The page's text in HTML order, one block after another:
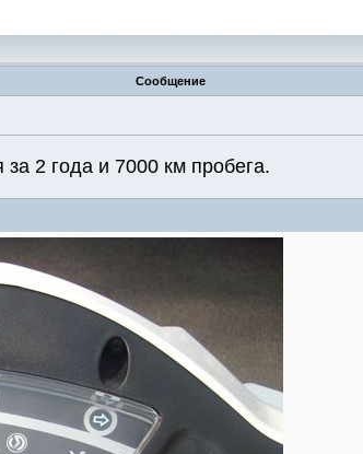
Сообщение
2 года и 7000 км пробега.